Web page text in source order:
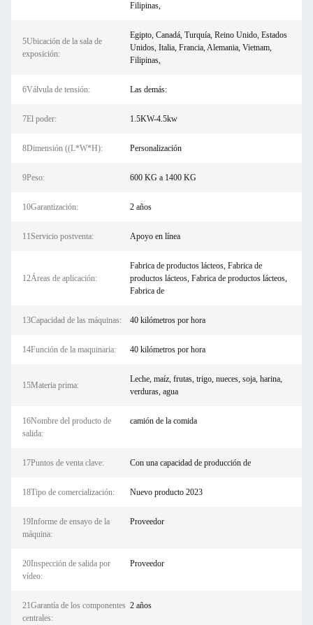
Filipinas,
5Ubicación de la sala de
exposición:
Egipto, Canadá, Turquía, Reino Unido, Estados
Unidos, Italia, Francia, Alemania, Vietnam,
Filipinas,
6Válvula de tensión: Las demás:
7El poder: 1.5KW-4.5kw
8Dimensión ((L*W*H): Personalización
9Peso: 600 KG a 1400 KG
10Garantización: 2 años
11Servicio postventa: Apoyo en línea
12Áreas de aplicación:
Fabrica de productos lácteos, Fabrica de
productos lácteos, Fabrica de productos lácteos,
Fabrica de
13Capacidad de las máquinas: 40 kilómetros por hora
14Función de la maquinaria: 40 kilómetros por hora
15Materia prima:
Leche, maíz, frutas, trigo, nueces, soja, harina,
verduras, agua
16Nombre del producto de
salida:
camión de la comida
17Puntos de venta clave: Con una capacidad de producción de
18Tipo de comercialización: Nuevo producto 2023
19Informe de ensayo de la
máquina:
Proveedor
20Inspección de salida por
vídeo:
Proveedor
21Garantía de los componentes
centrales:
2 años